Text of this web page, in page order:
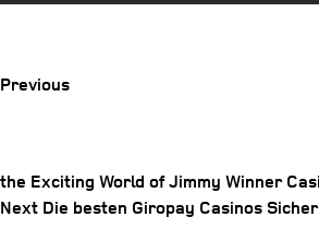
Post
Previous
the Exciting World of Jimmy Winner
Next
Next Die besten Giropay Casinos